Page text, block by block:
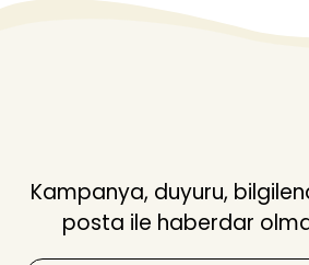
Kampanya, duyuru,
posta ile haberdar